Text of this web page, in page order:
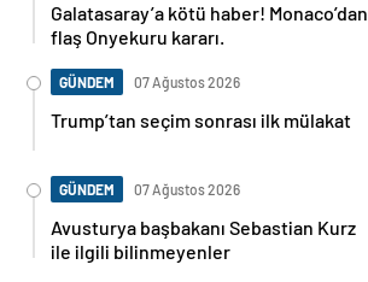
Galatasaray’a kötü haber! Monaco’dan
flaş Onyekuru kararı.
GÜNDEM 07 Ağustos 2026
Trump’tan seçim sonrası ilk mülakat
GÜNDEM 07 Ağustos 2026
Avusturya başbakanı Sebastian Kurz
ile ilgili bilinmeyenler